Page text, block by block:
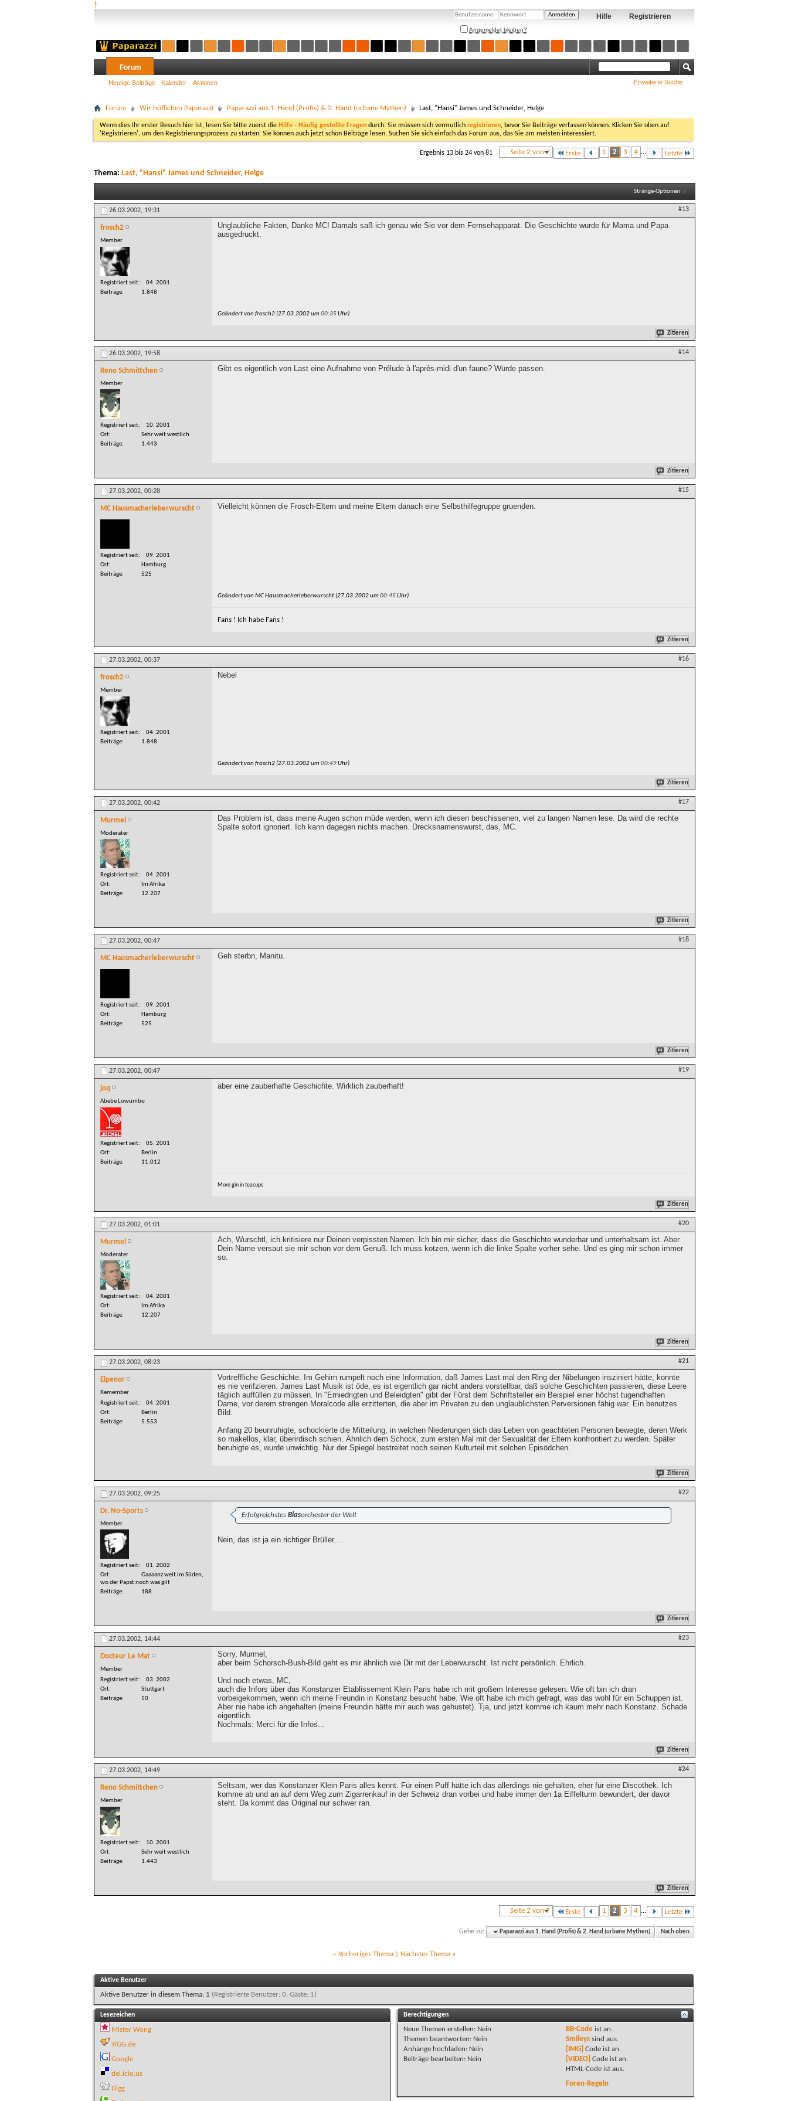
†
Registrieren
Hilfe
Angemeldet bleiben?
Forum
Heutige Beiträge Kalender Aktionen Erweiterte Suche
Forum Wir höflichen Paparazzi Paparazzi aus 1. Hand (Profis) & 2. Hand (urbane Mythen) Last, "Hansi" James und Schneider, Helge
Wenn dies Ihr erster Besuch hier ist, lesen Sie bitte zuerst die Hilfe - Häufig gestellte Fragen durch. Sie müssen sich vermutlich registrieren, bevor Sie Beiträge verfassen können. Klicken Sie oben auf
'Registrieren', um den Registrierungsprozess zu starten. Sie können auch jetzt schon Beiträge lesen. Suchen Sie sich einfach das Forum aus, das Sie am meisten interessiert.
Seite 2 von 7 Erste 1 2 3 4 ... Letzte
Ergebnis 13 bis 24 von 81
Thema: Last, "Hansi" James und Schneider, Helge
Stränge-Optionen
26.03.2002, 19:31 #13
frosch2
Member
Registriert seit
04. 2001
Beiträge
1.848
Unglaubliche Fakten, Danke MC! Damals saß ich genau wie Sie vor dem Fernsehapparat. Die Geschichte wurde für Mama und Papa
ausgedruckt.
Geändert von frosch2 (27.03.2002 um00:35Uhr)
Zitieren
26.03.2002, 19:58 #14
Reno Schmittchen
Member
Registriert seit
10. 2001
Ort
Sehr weit westlich
Beiträge
1.443
Gibt es eigentlich von Last eine Aufnahme von Prélude à l'après-midi d'un faune? Würde passen.
Zitieren
27.03.2002, 00:28 #15
MC Hausmacherleberwurscht
Registriert seit
09. 2001
Ort
Hamburg
Beiträge
525
Vielleicht können die Frosch-Eltern und meine Eltern danach eine Selbsthilfegruppe gruenden.
Geändert von MC Hausmacherleberwurscht (27.03.2002 um00:45 Uhr)
Fans ! Ich habe Fans !
Zitieren
27.03.2002, 00:37 #16
frosch2
Member
Registriert seit
04. 2001
Beiträge
1.848
Nebel
Geändert von frosch2 (27.03.2002 um00:49Uhr)
Zitieren
27.03.2002, 00:42 #17
Murmel
Moderater
Registriert seit
04. 2001
Ort
Im Afrika
Beiträge
12.207
Das Problem ist, dass meine Augen schon müde werden, wenn ich diesen beschissenen, viel zu langen Namen lese. Da wird die rechte
Spalte sofort ignoriert. Ich kann dagegen nichts machen. Drecksnamenswurst, das, MC.
Zitieren
27.03.2002, 00:47 #18
MC Hausmacherleberwurscht
Registriert seit
09. 2001
Ort
Hamburg
Beiträge
525
Geh sterbn, Manitu.
Zitieren
27.03.2002, 00:47 #19
joq
Abebe Lowumbo
Registriert seit
05. 2001
Ort
Berlin
Beiträge
11.012
aber eine zauberhafte Geschichte. Wirklich zauberhaft!
More gin in teacups
Zitieren
27.03.2002, 01:01 #20
Murmel
Moderater
Registriert seit
04. 2001
Ort
Im Afrika
Beiträge
12.207
Ach, Wurschtl, ich kritisiere nur Deinen verpissten Namen. Ich bin mir sicher, dass die Geschichte wunderbar und unterhaltsam ist. Aber
Dein Name versaut sie mir schon vor dem Genuß. Ich muss kotzen, wenn ich die linke Spalte vorher sehe. Und es ging mir schon immer
so.
Zitieren
27.03.2002, 08:23 #21
Elpenor
Remember
Registriert seit
04. 2001
Ort
Berlin
Beiträge
5.553
Vortreffliche Geschichte. Im Gehirn rumpelt noch eine Information, daß James Last mal den Ring der Nibelungen insziniert hätte, konnte
es nie verifzieren. James Last Musik ist öde, es ist eigentlich gar nicht anders vorstellbar, daß solche Geschichten passieren, diese Leere
täglich auffüllen zu müssen. In "Erniedrigten und Beleidgten" gibt der Fürst dem Schriftsteller ein Beispiel einer höchst tugendhaften
Dame, vor derem strengen Moralcode alle erzitterten, die aber im Privaten zu den unglaublichsten Perversionen fähig war. Ein benutzes
Bild.
Anfang 20 beunruhigte, schockierte die Mitteilung, in welchen Niederungen sich das Leben von geachteten Personen bewegte, deren Werk
so makellos, klar, überirdisch schien. Ähnlich dem Schock, zum ersten Mal mit der Sexualität der Eltern konfrontiert zu werden. Später
beruhigte es, wurde unwichtig. Nur der Spiegel bestreitet noch seinen Kulturteil mit solchen Episödchen.
Zitieren
27.03.2002, 09:25 #22
Dr. No-Sports
Member
Registriert seit
01. 2002
Ort
Gaaaanz weit im Süden,
wo der Papst noch was gilt
Beiträge
188
Erfolgreichstes Blasorchester der Welt
Nein, das ist ja ein richtiger Brüller....
Zitieren
27.03.2002, 14:44 #23
Docteur Le Mat
Member
Registriert seit
03. 2002
Ort
Stuttgart
Beiträge
50
Sorry, Murmel,
aber beim Schorsch-Bush-Bild geht es mir ähnlich wie Dir mit der Leberwurscht. Ist nicht persönlich. Ehrlich.
Und noch etwas, MC,
auch die Infors über das Konstanzer Etablissement Klein Paris habe ich mit großem Interesse gelesen. Wie oft bin ich dran
vorbeigekommen, wenn ich meine Freundin in Konstanz besucht habe. Wie oft habe ich mich gefragt, was das wohl für ein Schuppen ist.
Aber nie habe ich angehalten (meine Freundin hätte mir auch was gehustet). Tja, und jetzt komme ich kaum mehr nach Konstanz. Schade
eigentlich.
Nochmals: Merci für die Infos...
Zitieren
27.03.2002, 14:49 #24
Reno Schmittchen
Member
Registriert seit
10. 2001
Ort
Sehr weit westlich
Beiträge
1.443
Seltsam, wer das Konstanzer Klein Paris alles kennt. Für einen Puff hätte ich das allerdings nie gehalten, eher für eine Discothek. Ich
komme ab und an auf dem Weg zum Zigarrenkauf in der Schweiz dran vorbei und habe immer den 1a Eiffelturm bewundert, der davor
steht. Da kommt das Original nur schwer ran.
Zitieren
Seite 2 von 7 Erste 1 2 3 4 ... Letzte
Gehe zu: Paparazzi aus 1. Hand (Profis) & 2. Hand (urbane Mythen) Nach oben
« Vorheriges Thema| Nächstes Thema »
Aktive Benutzer
Aktive Benutzer in diesem Thema: 1 (Registrierte Benutzer: 0, Gäste: 1)
Lesezeichen
Mister Wong
YiGG.de
Google
del.icio.us
Digg
Berechtigungen
Neue Themen erstellen: Nein
Themen beantworten: Nein
Anhänge hochladen: Nein
Beiträge bearbeiten: Nein
BB-Codeist an.
Smileyssind aus.
[IMG] Code ist an.
[VIDEO] Code ist an.
HTML-Code ist aus.
Foren-Regeln